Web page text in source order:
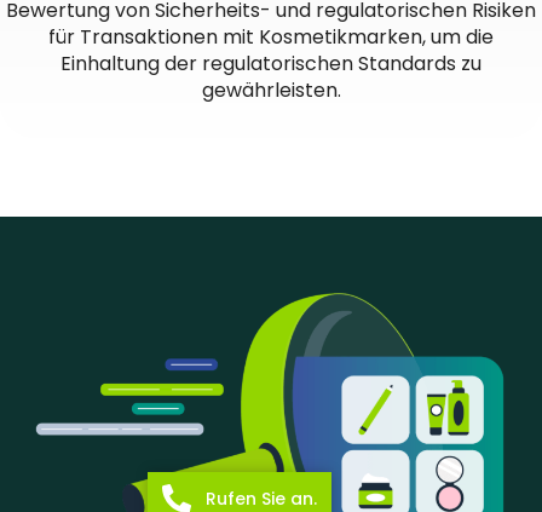
Bewertung von Sicherheits- und regulatorischen Risiken
für Transaktionen mit Kosmetikmarken, um die
Einhaltung der regulatorischen Standards zu
gewährleisten.
Rufen Sie an.